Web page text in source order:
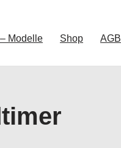
Modelle Shop AGB